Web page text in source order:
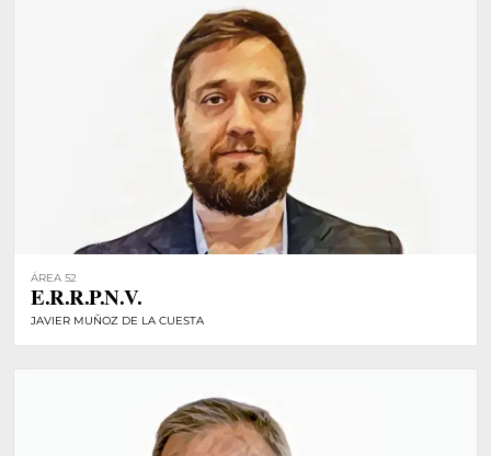
ÁREA 52
E.R.R.P.N.V.
JAVIER MUÑOZ DE LA CUESTA